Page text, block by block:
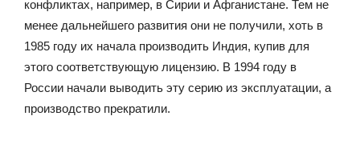
конфликтах, например, в Сирии и Афганистане. Тем не
менее дальнейшего развития они не получили, хоть в
1985 году их начала производить Индия, купив для
этого соответствующую лицензию. В 1994 году в
России начали выводить эту серию из эксплуатации, а
производство прекратили.